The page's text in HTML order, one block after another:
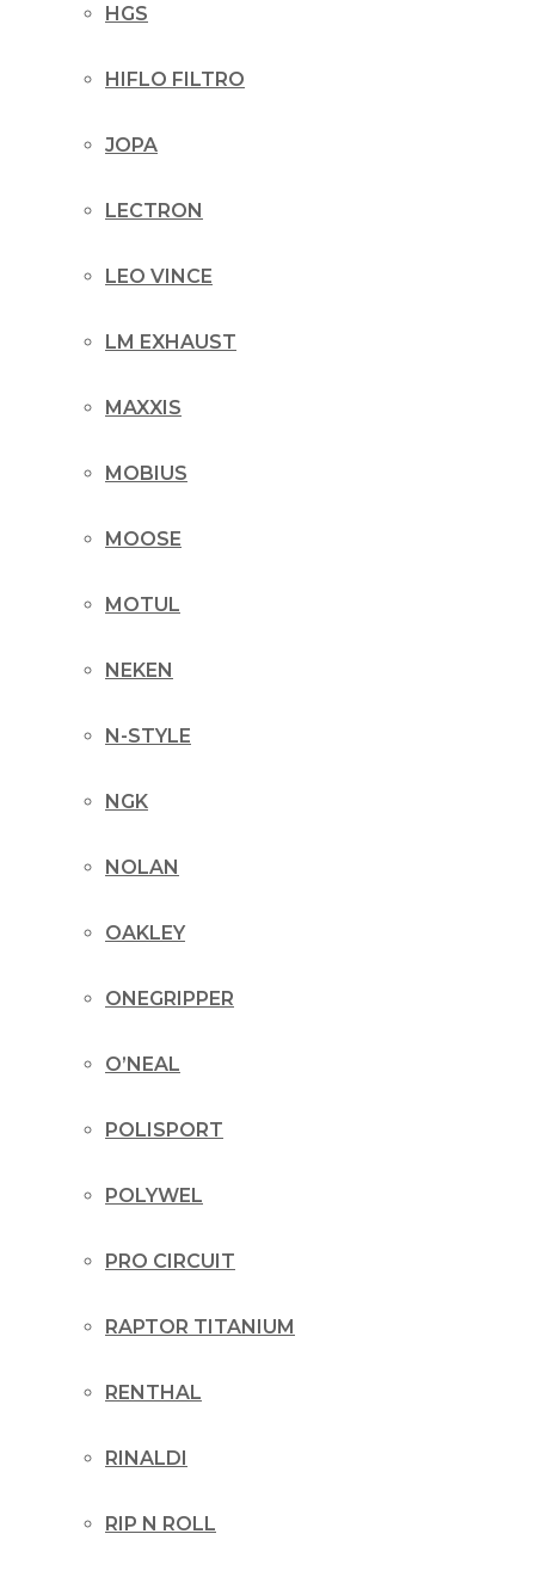
HGS
HIFLO FILTRO
JOPA
LECTRON
LEO VINCE
LM EXHAUST
MAXXIS
MOBIUS
MOOSE
MOTUL
NEKEN
N-STYLE
NGK
NOLAN
OAKLEY
ONEGRIPPER
O’NEAL
POLISPORT
POLYWEL
PRO CIRCUIT
RAPTOR TITANIUM
RENTHAL
RINALDI
RIP N ROLL